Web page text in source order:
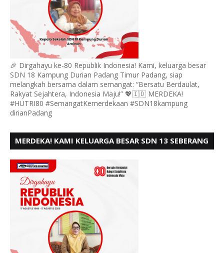
🎉 Dirgahayu ke-80 Republik Indonesia! Kami, keluarga besar
SDN 18 Kampung Durian Padang Timur Padang, siap
melangkah bersama dalam semangat: “Bersatu Berdaulat,
Rakyat Sejahtera, Indonesia Maju!” 💖🇮🇩 MERDEKA!
#HUTRI80 #SemangatKemerdekaan #SDN18kampung
dirianPadang
MERDEKA! KAMI KELUARGA BESAR SDN 13 SEBERANG